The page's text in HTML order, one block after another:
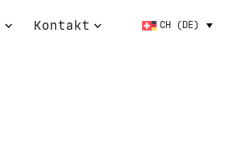
Kontakt CH (DE)